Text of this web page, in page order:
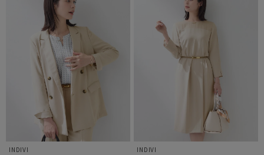
INDIVI
INDIVI